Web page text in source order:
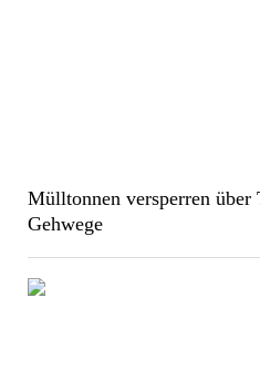
Mülltonnen versperren über
Gehwege